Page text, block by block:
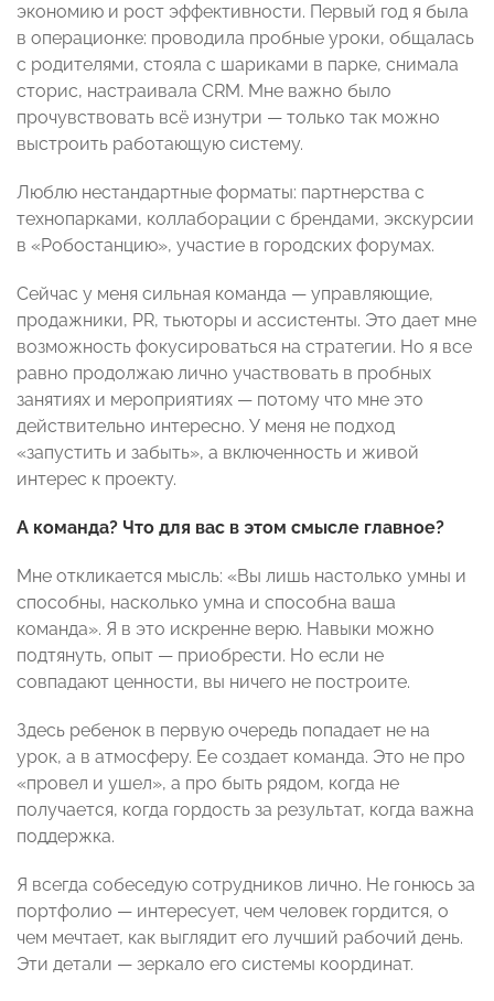
экономию и рост эффективности. Первый год я была
в операционке: проводила пробные уроки, общалась
с родителями, стояла с шариками в парке, снимала
сторис, настраивала CRM. Мне важно было
прочувствовать всё изнутри — только так можно
выстроить работающую систему.
Люблю нестандартные форматы: партнерства с
технопарками, коллаборации с брендами, экскурсии
в «Робостанцию», участие в городских форумах.
Сейчас у меня сильная команда — управляющие,
продажники, PR, тьюторы и ассистенты. Это дает мне
возможность фокусироваться на стратегии. Но я все
равно продолжаю лично участвовать в пробных
занятиях и мероприятиях — потому что мне это
действительно интересно. У меня не подход
«запустить и забыть», а включенность и живой
интерес к проекту.
А команда? Что для вас в этом смысле главное?
Мне откликается мысль: «Вы лишь настолько умны и
способны, насколько умна и способна ваша
команда». Я в это искренне верю. Навыки можно
подтянуть, опыт — приобрести. Но если не
совпадают ценности, вы ничего не построите.
Здесь ребенок в первую очередь попадает не на
урок, а в атмосферу. Ее создает команда. Это не про
«провел и ушел», а про быть рядом, когда не
получается, когда гордость за результат, когда важна
поддержка.
Я всегда собеседую сотрудников лично. Не гонюсь за
портфолио — интересует, чем человек гордится, о
чем мечтает, как выглядит его лучший рабочий день.
Эти детали — зеркало его системы координат.